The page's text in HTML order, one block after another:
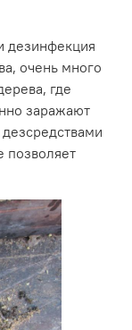
дезинфекция
очень много
где
заражают
позволяет